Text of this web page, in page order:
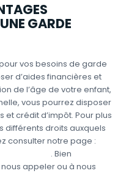
GARDE
vos besoins de garde
d’aides financières et
de l’âge de votre enfant,
vous pourrez disposer
crédit d’impôt. Pour plus
différents droits auxquels
consulter notre page :
. Bien
appeler ou à nous